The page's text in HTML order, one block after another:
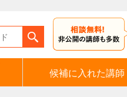
候補に入れた講師